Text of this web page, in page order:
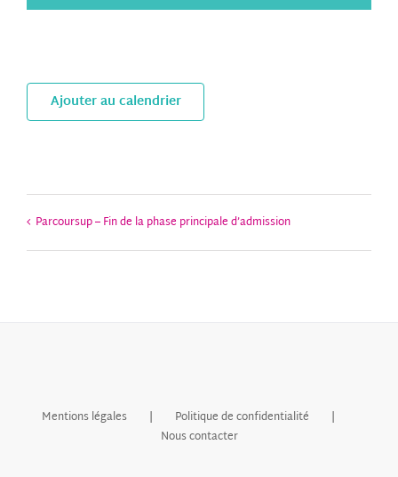
Ajouter au calendrier
Parcoursup – Fin de la phase principale d’admission
Mentions légales
Politique de confidentialité
Nous contacter